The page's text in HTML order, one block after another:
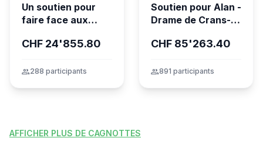
Un soutien pour
faire face aux
financières de la
CHF 24'855.80
group288 participants
Soutien pour Alan -
Drame de Crans-
CHF 85'263.40
group891 participants
AFFICHER PLUS DE CAGNOTTES